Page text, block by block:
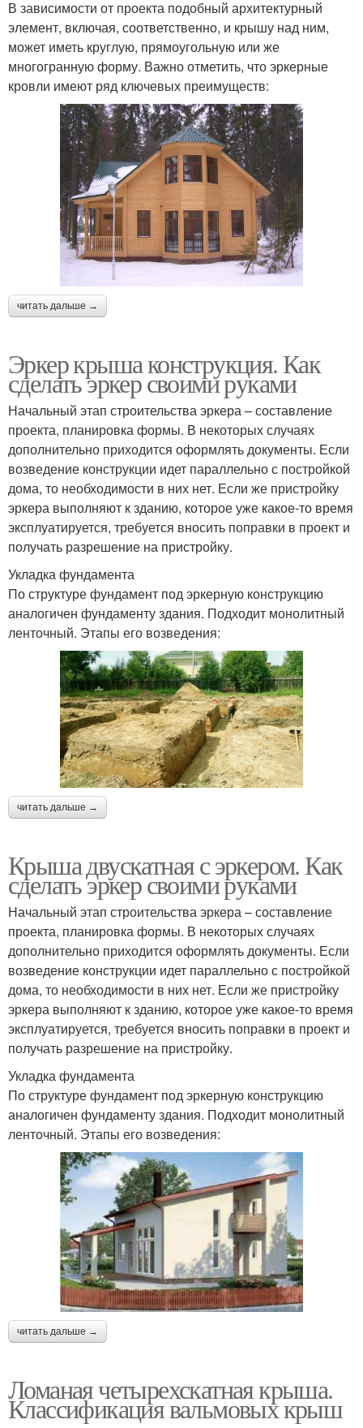
В зависимости от проекта подобный архитектурный
элемент, включая, соответственно, и крышу над ним,
может иметь круглую, прямоугольную или же
многогранную форму. Важно отметить, что эркерные
кровли имеют ряд ключевых преимуществ:
читать дальше →
Эркер крыша конструкция. Как
сделать эркер своими руками
Начальный этап строительства эркера – составление
проекта, планировка формы. В некоторых случаях
дополнительно приходится оформлять документы. Если
возведение конструкции идет параллельно с постройкой
дома, то необходимости в них нет. Если же пристройку
эркера выполняют к зданию, которое уже какое-то время
эксплуатируется, требуется вносить поправки в проект и
получать разрешение на пристройку.
Укладка фундамента
По структуре фундамент под эркерную конструкцию
аналогичен фундаменту здания. Подходит монолитный
ленточный. Этапы его возведения:
читать дальше →
Крыша двускатная с эркером. Как
сделать эркер своими руками
Начальный этап строительства эркера – составление
проекта, планировка формы. В некоторых случаях
дополнительно приходится оформлять документы. Если
возведение конструкции идет параллельно с постройкой
дома, то необходимости в них нет. Если же пристройку
эркера выполняют к зданию, которое уже какое-то время
эксплуатируется, требуется вносить поправки в проект и
получать разрешение на пристройку.
Укладка фундамента
По структуре фундамент под эркерную конструкцию
аналогичен фундаменту здания. Подходит монолитный
ленточный. Этапы его возведения:
читать дальше →
Ломаная четырехскатная крыша.
Классификация вальмовых крыш